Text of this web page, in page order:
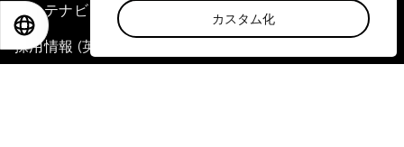
カスタム化
サステナビリティへの取り組み
採用情報 (英語のみ)